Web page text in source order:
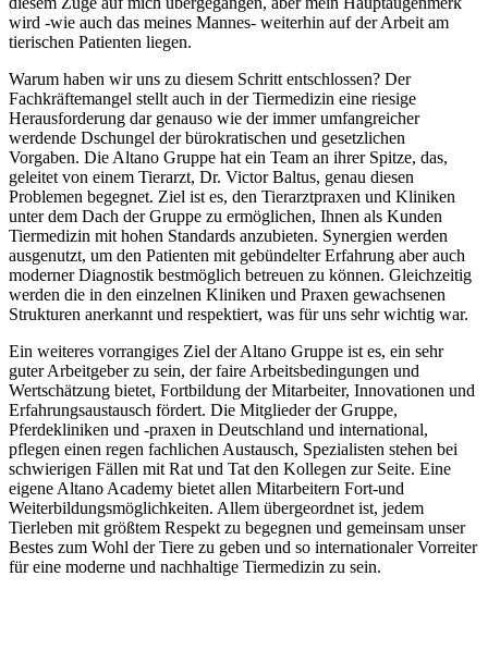
wird -wie auch das meines Mannes- weiterhin auf der Arbeit am
tierischen Patienten liegen.
Warum haben wir uns zu diesem Schritt entschlossen? Der
Fachkräftemangel stellt auch in der Tiermedizin eine riesige
Herausforderung dar genauso wie der immer umfangreicher
werdende Dschungel der bürokratischen und gesetzlichen
Vorgaben. Die Altano Gruppe hat ein Team an ihrer Spitze, das,
geleitet von einem Tierarzt, Dr. Victor Baltus, genau diesen
Problemen begegnet. Ziel ist es, den Tierarztpraxen und Kliniken
unter dem Dach der Gruppe zu ermöglichen, Ihnen als Kunden
Tiermedizin mit hohen Standards anzubieten. Synergien werden
ausgenutzt, um den Patienten mit gebündelter Erfahrung aber auch
moderner Diagnostik bestmöglich betreuen zu können. Gleichzeitig
werden die in den einzelnen Kliniken und Praxen gewachsenen
Strukturen anerkannt und respektiert, was für uns sehr wichtig war.
Ein weiteres vorrangiges Ziel der Altano Gruppe ist es, ein sehr
guter Arbeitgeber zu sein, der faire Arbeitsbedingungen und
Wertschätzung bietet, Fortbildung der Mitarbeiter, Innovationen und
Erfahrungsaustausch fördert. Die Mitglieder der Gruppe,
Pferdekliniken und -praxen in Deutschland und international,
pflegen einen regen fachlichen Austausch, Spezialisten stehen bei
schwierigen Fällen mit Rat und Tat den Kollegen zur Seite. Eine
eigene Altano Academy bietet allen Mitarbeitern Fort-und
Weiterbildungsmöglichkeiten. Allem übergeordnet ist, jedem
Tierleben mit größtem Respekt zu begegnen und gemeinsam unser
Bestes zum Wohl der Tiere zu geben und so internationaler Vorreiter
für eine moderne und nachhaltige Tiermedizin zu sein.